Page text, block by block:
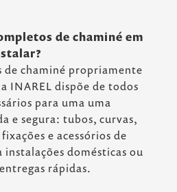
de chaminé em
de chaminé propriamente
INAREL dispõe de todos
para uma uma
e segura: tubos, curvas,
e acessórios de
instalações domésticas ou
rápidas.